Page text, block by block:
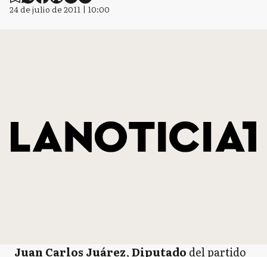
24 de julio de 2011 | 10:00
Juan Carlos Juárez,Diputado del partido